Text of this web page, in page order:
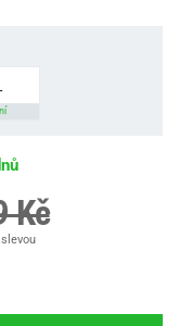
Kč